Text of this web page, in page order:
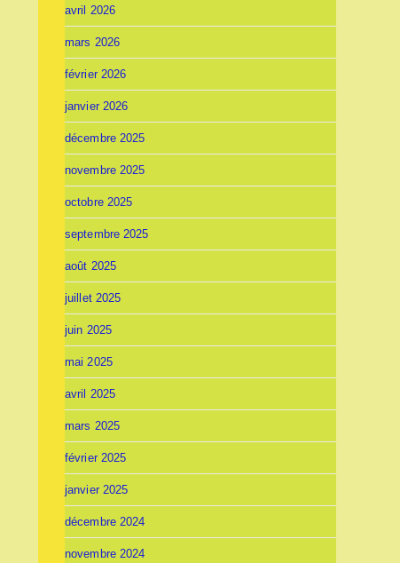
avril 2026
mars 2026
février 2026
janvier 2026
décembre 2025
novembre 2025
octobre 2025
septembre 2025
août 2025
juillet 2025
juin 2025
mai 2025
avril 2025
mars 2025
février 2025
janvier 2025
décembre 2024
novembre 2024